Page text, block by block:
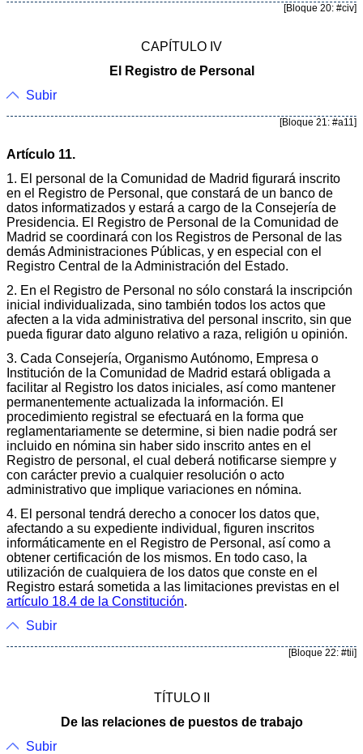
[Bloque 20: #civ]
CAPÍTULO IV
El Registro de Personal
Subir
[Bloque 21: #a11]
Artículo 11.
1. El personal de la Comunidad de Madrid figurará inscrito
en el Registro de Personal, que constará de un banco de
datos informatizados y estará a cargo de la Consejería de
Presidencia. El Registro de Personal de la Comunidad de
Madrid se coordinará con los Registros de Personal de las
demás Administraciones Públicas, y en especial con el
Registro Central de la Administración del Estado.
2. En el Registro de Personal no sólo constará la inscripción
inicial individualizada, sino también todos los actos que
afecten a la vida administrativa del personal inscrito, sin que
pueda figurar dato alguno relativo a raza, religión u opinión.
3. Cada Consejería, Organismo Autónomo, Empresa o
Institución de la Comunidad de Madrid estará obligada a
facilitar al Registro los datos iniciales, así como mantener
permanentemente actualizada la información. El
procedimiento registral se efectuará en la forma que
reglamentariamente se determine, si bien nadie podrá ser
incluido en nómina sin haber sido inscrito antes en el
Registro de personal, el cual deberá notificarse siempre y
con carácter previo a cualquier resolución o acto
administrativo que implique variaciones en nómina.
4. El personal tendrá derecho a conocer los datos que,
afectando a su expediente individual, figuren inscritos
informáticamente en el Registro de Personal, así como a
obtener certificación de los mismos. En todo caso, la
utilización de cualquiera de los datos que conste en el
Registro estará sometida a las limitaciones previstas en el
artículo 18.4 de la Constitución.
Subir
[Bloque 22: #tii]
TÍTULO II
De las relaciones de puestos de trabajo
Subir